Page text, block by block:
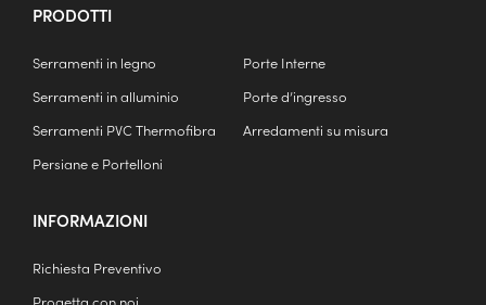
PRODOTTI
Serramenti in legno
Porte Interne
Serramenti in alluminio
Porte d’ingresso
Serramenti PVC Thermofibra
Arredamenti su misura
Persiane e Portelloni
INFORMAZIONI
Richiesta Preventivo